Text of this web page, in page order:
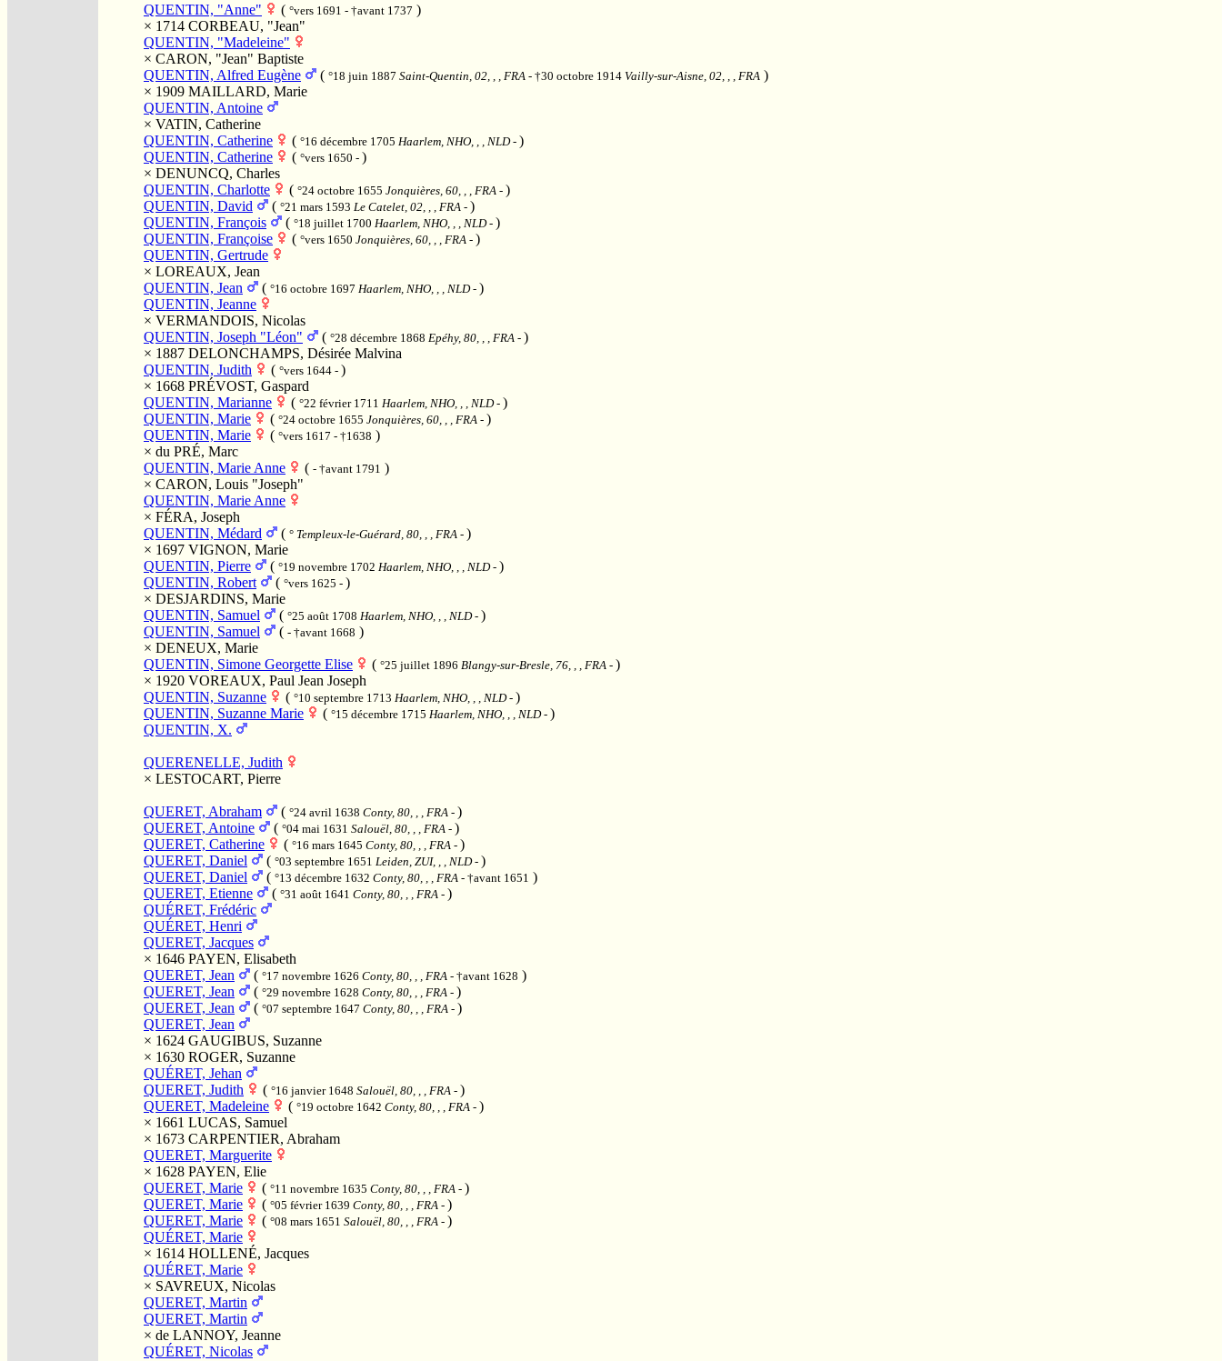
QUENTIN, "Anne" ( °vers 1691 - †avant 1737 )
× 1714 CORBEAU, "Jean"
QUENTIN, "Madeleine"
× CARON, "Jean" Baptiste
QUENTIN, Alfred Eugène
( °18 juin 1887 Saint-Quentin, 02, , , FRA - †30 octobre 1914 Vailly-sur-Aisne, 02, , , FRA )
× 1909 MAILLARD, Marie
QUENTIN, Antoine
× VATIN, Catherine
QUENTIN, Catherine
( °16 décembre 1705 Haarlem, NHO, , , NLD- )
QUENTIN, Catherine
( °vers 1650 - )
× DENUNCQ, Charles
QUENTIN, Charlotte
( °24 octobre 1655 Jonquières, 60, , , FRA - )
QUENTIN, David
( °21 mars 1593 Le Catelet, 02, , , FRA - )
QUENTIN, François
( °18 juillet 1700 Haarlem, NHO, , , NLD- )
QUENTIN, Françoise
( °vers 1650 Jonquières, 60, , , FRA - )
QUENTIN, Gertrude
× LOREAUX, Jean
QUENTIN, Jean
( °16 octobre 1697 Haarlem, NHO, , , NLD- )
QUENTIN, Jeanne
× VERMANDOIS, Nicolas
QUENTIN, Joseph "Léon"
( °28 décembre 1868 Epéhy, 80, , , FRA - )
× 1887 DELONCHAMPS, Désirée Malvina
QUENTIN, Judith
( °vers 1644 - )
× 1668 PRÉVOST, Gaspard
QUENTIN, Marianne
( °22 février 1711 Haarlem, NHO, , , NLD- )
QUENTIN, Marie
( °24 octobre 1655 Jonquières, 60, , , FRA - )
QUENTIN, Marie
( °vers 1617 - †1638 )
× du PRÉ, Marc
QUENTIN, Marie Anne
( - †avant 1791 )
× CARON, Louis "Joseph"
QUENTIN, Marie Anne
× FÉRA, Joseph
QUENTIN, Médard
( ° Templeux-le-Guérard, 80, , , FRA - )
× 1697 VIGNON, Marie
QUENTIN, Pierre
( °19 novembre 1702 Haarlem, NHO, , , NLD- )
QUENTIN, Robert
( °vers 1625 - )
× DESJARDINS, Marie
QUENTIN, Samuel
( °25 août 1708 Haarlem, NHO, , , NLD- )
QUENTIN, Samuel
( - †avant 1668 )
× DENEUX, Marie
QUENTIN, Simone Georgette Elise
( °25 juillet 1896 Blangy-sur-Bresle, 76, , , FRA - )
× 1920 VOREAUX, Paul Jean Joseph
QUENTIN, Suzanne
( °10 septembre 1713 Haarlem, NHO, , , NLD- )
QUENTIN, Suzanne Marie
( °15 décembre 1715 Haarlem, NHO, , , NLD- )
QUENTIN, X.
QUERENELLE, Judith
× LESTOCART, Pierre
QUERET, Abraham ( °24 avril 1638 Conty, 80, , , FRA - )
QUERET, Antoine
( °04 mai 1631 Salouël, 80, , , FRA - )
QUERET, Catherine
( °16 mars 1645 Conty, 80, , , FRA - )
QUERET, Daniel
( °03 septembre 1651 Leiden, ZUI, , , NLD- )
QUERET, Daniel
( °13 décembre 1632 Conty, 80, , , FRA - †avant 1651 )
QUERET, Etienne
( °31 août 1641 Conty, 80, , , FRA - )
QUÉRET, Frédéric
QUÉRET, Henri
QUERET, Jacques
× 1646 PAYEN, Elisabeth
QUERET, Jean
( °17 novembre 1626 Conty, 80, , , FRA - †avant 1628 )
QUERET, Jean
( °29 novembre 1628 Conty, 80, , , FRA - )
QUERET, Jean
( °07 septembre 1647 Conty, 80, , , FRA - )
QUERET, Jean
× 1624 GAUGIBUS, Suzanne
× 1630 ROGER, Suzanne
QUÉRET, Jehan
QUERET, Judith
( °16 janvier 1648 Salouël, 80, , , FRA - )
QUERET, Madeleine
( °19 octobre 1642 Conty, 80, , , FRA - )
× 1661 LUCAS, Samuel
× 1673 CARPENTIER, Abraham
QUERET, Marguerite
× 1628 PAYEN, Elie
QUERET, Marie
( °11 novembre 1635 Conty, 80, , , FRA - )
QUERET, Marie
( °05 février 1639 Conty, 80, , , FRA - )
QUERET, Marie
( °08 mars 1651 Salouël, 80, , , FRA - )
QUÉRET, Marie
× 1614 HOLLENÉ, Jacques
QUÉRET, Marie
× SAVREUX, Nicolas
QUERET, Martin
QUERET, Martin
× de LANNOY, Jeanne
QUÉRET, Nicolas